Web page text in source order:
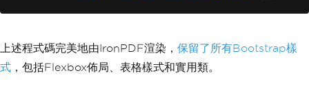
                <p class='text-muted'>
            </div>
上述程式碼完美地由IronPDF渲染， 保留了所有Bootstrap樣
式 ，包括Flexbox佈局、表格樣式和實用類。